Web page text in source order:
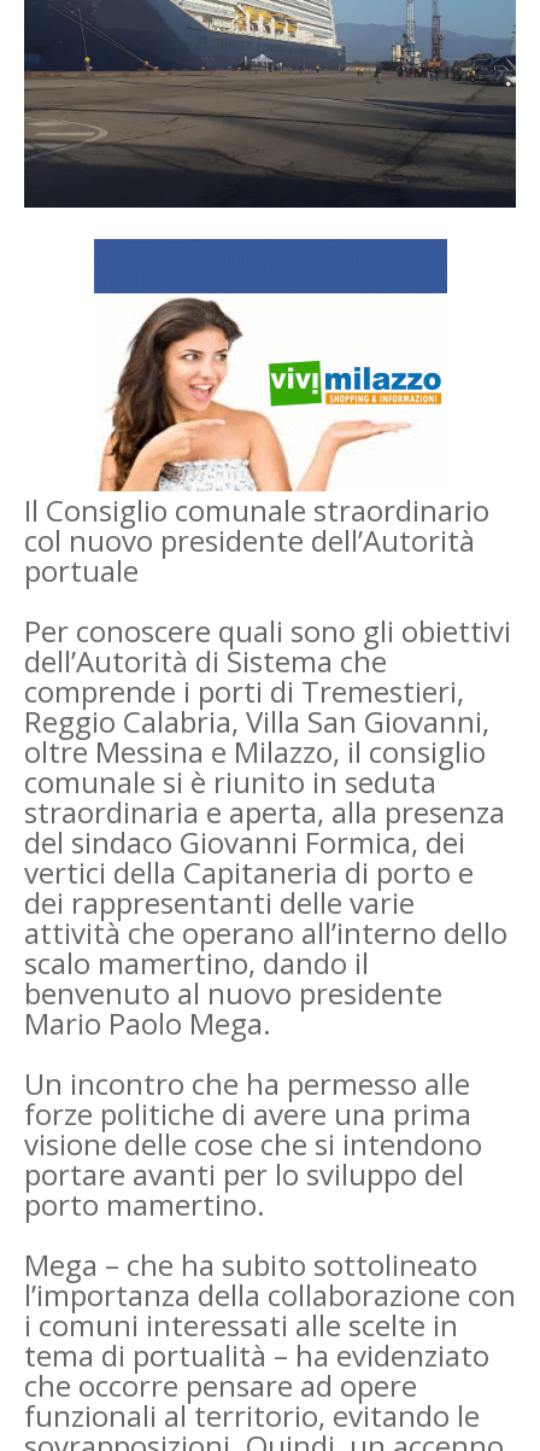
Il Consiglio comunale straordinario
col nuovo presidente dell’Autorità
portuale
Per conoscere quali sono gli obiettivi
dell’Autorità di Sistema che
comprende i porti di Tremestieri,
Reggio Calabria, Villa San Giovanni,
oltre Messina e Milazzo, il consiglio
comunale si è riunito in seduta
straordinaria e aperta, alla presenza
del sindaco Giovanni Formica, dei
vertici della Capitaneria di porto e
dei rappresentanti delle varie
attività che operano all’interno dello
scalo mamertino, dando il
benvenuto al nuovo presidente
Mario Paolo Mega.
Un incontro che ha permesso alle
forze politiche di avere una prima
visione delle cose che si intendono
portare avanti per lo sviluppo del
porto mamertino.
Mega – che ha subito sottolineato
l’importanza della collaborazione con
i comuni interessati alle scelte in
tema di portualità – ha evidenziato
che occorre pensare ad opere
funzionali al territorio, evitando le